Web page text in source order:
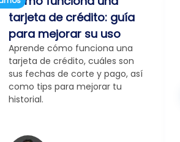
tarjeta de crédito: guía
para mejorar su uso
Aprende cómo funciona una
tarjeta de crédito, cuáles son
sus fechas de corte y pago, así
como tips para mejorar tu
historial.